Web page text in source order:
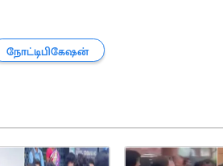
நோட்டிபிகேஷன்